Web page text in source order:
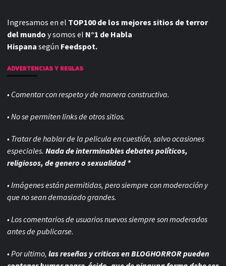
Ingresamos en el TOP100 de los mejores sitios de terror
del mundo y somos el N°1 de Habla
Hispana según Feedspot.
ADVERTENCIAS Y REGLAS
• Comentar con respeto y de manera constructiva.
• No se permiten links de otros sitios.
• Tratar de hablar de la pelicula en cuestión, salvo ocasiones
especiales. Nada de interminables debates políticos,
religiosos, de genero o sexualidad *
• Imágenes están permitidas, pero siempre conmoderación y
que no sean demasiado grandes.
• Los comentarios de usuarios nuevos siempre son moderados
antes de publicarse.
• Por ultimo, las reseñas y criticas en BLOGHORROR pueden